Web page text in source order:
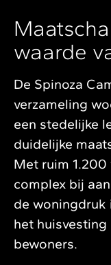
waarde
De Spinoza
verzameling
een stedelijke
duidelijke
Met ruim
complex bij
de woningdruk
het huisvesting
bewoners.